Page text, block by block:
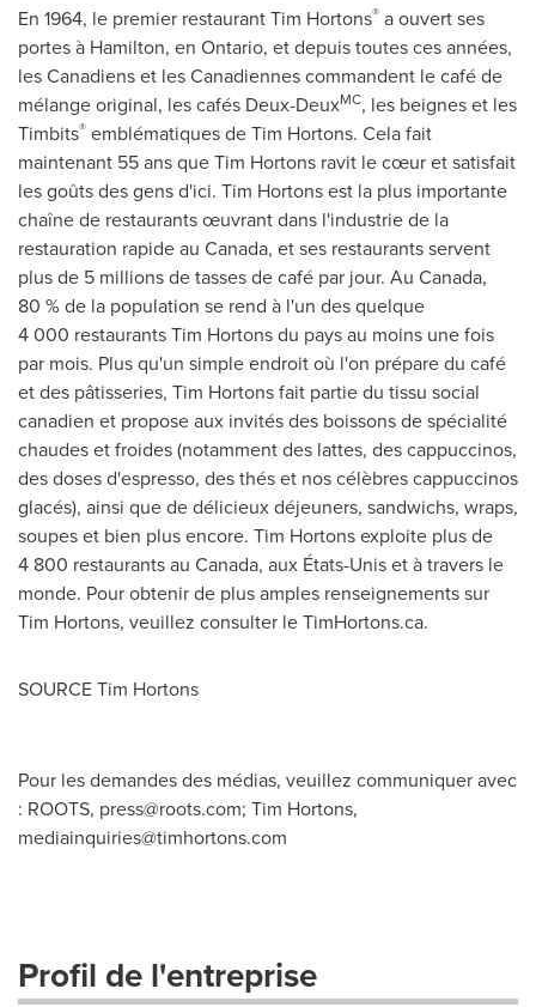
En 1964, le premier restaurant Tim Hortons® a ouvert ses
portes à Hamilton, en Ontario, et depuis toutes ces années,
les Canadiens et les Canadiennes commandent le café de
mélange original, les cafés Deux-DeuxMC, les beignes et les
Timbits® emblématiques deTim Hortons. Cela fait
maintenant 55 ans que Tim Hortons ravit le cœur et satisfait
les goûts des gens d'ici. Tim Hortons est la plus importante
chaîne de restaurants œuvrant dans l'industrie de la
restauration rapide au Canada, et ses restaurants servent
plus de 5 millions de tasses de café par jour. Au Canada,
80 % de la population se rend à l'un des quelque
4 000 restaurants Tim Hortons du pays au moins une fois
par mois. Plus qu'un simple endroit où l'on prépare du café
et des pâtisseries, Tim Hortons fait partie du tissu social
canadien et propose aux invités des boissons de spécialité
chaudes et froides (notamment des lattes, des cappuccinos,
des doses d'espresso, des thés et nos célèbres cappuccinos
glacés), ainsi que de délicieux déjeuners, sandwichs, wraps,
soupes et bien plus encore. Tim Hortons exploite plus de
4 800 restaurants au Canada, aux États-Unis et à travers le
monde. Pour obtenir de plus amples renseignements sur
Tim Hortons, veuillez consulter le TimHortons.ca.
SOURCETim Hortons
Pour les demandes des médias, veuillez communiquer avec
: ROOTS, press@roots.com; Tim Hortons,
mediainquiries@timhortons.com
Profil de l'entreprise